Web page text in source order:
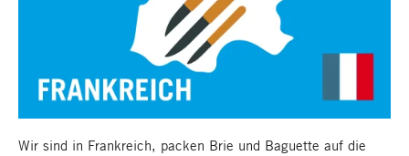
Wir sind in Frankreich, packen Brie und Baguette auf die